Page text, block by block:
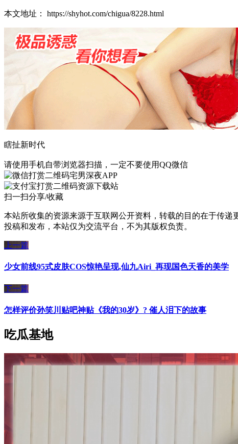
本文地址： https://shyhot.com/chigua/8228.html
瞎扯新时代
请使用手机自带浏览器扫描，一定不要使用QQ微信
宅男深夜APP
资源下载站
扫一扫分享/收藏
本站所收集的资源来源于互联网公开资料，转载的目的在于传
投稿和发布，本站仅为交流平台，不为其版权负责。
上一篇
少女前线95式皮肤COS惊艳呈现,仙九Airi_再现国色天香的美学
下一篇
怎样评价孙笑川贴吧神贴《我的30岁》? 催人泪下的故事
吃瓜基地